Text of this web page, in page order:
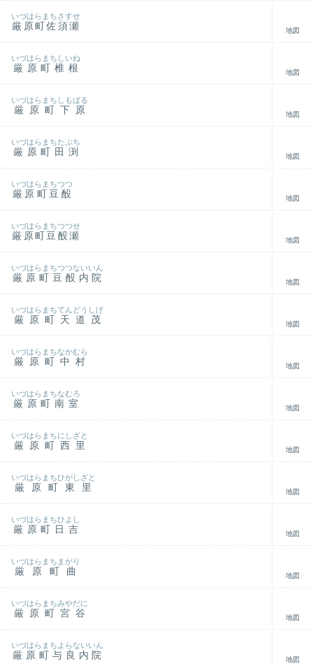
厳原町佐須瀬
いづはらまちさすせ
地図
厳原町椎根
いづはらまちしいね
地図
厳原町下原
いづはらまちしもばる
地図
厳原町田渕
いづはらまちたぶち
地図
厳原町豆酘
いづはらまちつつ
地図
厳原町豆酘瀬
いづはらまちつつせ
地図
厳原町豆酘内院
いづはらまちつつないいん
地図
厳原町天道茂
いづはらまちてんどうしげ
地図
厳原町中村
いづはらまちなかむら
地図
厳原町南室
いづはらまちなむろ
地図
厳原町西里
いづはらまちにしざと
地図
厳原町東里
いづはらまちひがしざと
地図
厳原町日吉
いづはらまちひよし
地図
厳原町曲
いづはらまちまがり
地図
厳原町宮谷
いづはらまちみやだに
地図
厳原町与良内院
いづはらまちよらないいん
地図